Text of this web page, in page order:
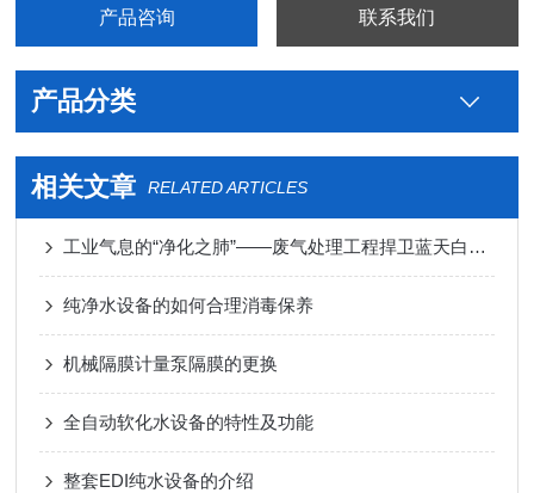
产品咨询 联系我们
产品分类
相关文章 RELATED ARTICLES
工业气息的“净化之肺”——废气处理工程捍卫蓝天白云与职业健康
纯净水设备的如何合理消毒保养
机械隔膜计量泵隔膜的更换
全自动软化水设备的特性及功能
整套EDI纯水设备的介绍